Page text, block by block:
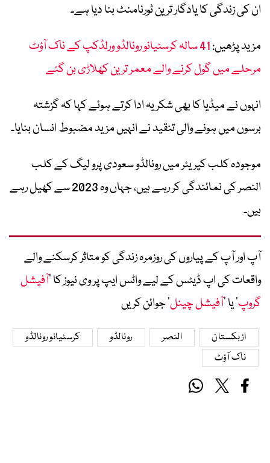
ان کی زندگی کا یادگار ترین ٹورنامنٹ بنا دیا ہے۔
مزید پڑھیں:
41 سالہ کرسٹیانو رونالڈو ورلڈکپ کے ناک آؤٹ
مرحلے میں گول کرنے والے معمر ترین کھلاڑی بن گئے
انہوں نے میڈیا کا بھی شکریہ ادا کرتے ہوئے کہا کہ گزشتہ
برسوں میں ہونے والی تنقید نے انہیں مزید مضبوط انسان بنایا۔
موجودہ کلب کیریئر میں رونالڈو سعودی پرو لیگ کے کلب
النصر کی نمائندگی کر رہے ہیں، جہاں وہ 2023 سے کھیل رہے
ہیں۔
آپ اور آپ کے پیاروں کی روزمرہ زندگی کو متاثر کرسکنے والے
واقعات کی اپ ڈیٹس کے لیے واٹس ایپ پر وی نیوز کا ’آفیشل
گروپ‘ یا ’آفیشل چینل‘ جوائن کریں
ازبکستان النصر رونالڈو
کرسٹیانو رونالڈو
ناک آؤٹ